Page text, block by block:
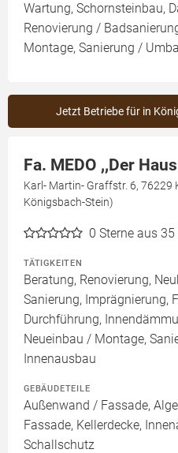
Wartung, Schornsteinbau,
Renovierung /
Montage, Sanierung /
Jetzt Betriebe für in
Fa. MEDO ,,Der
Karl- Martin- Graffstr. 6, 76229
Königsbach-Stein)
0 Sterne aus
TÄTIGKEITEN
Beratung, Renovierung,
Sanierung, Imprägnierung,
Durchführung,
Neueinbau / Montage,
Innenausbau
GEBÄUDETEILE
Außenwand / Fassade,
Fassade, Kellerdecke,
Schallschutz